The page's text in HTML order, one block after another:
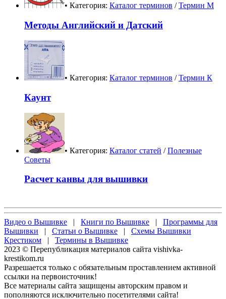
• Категория: Каталог терминов /Термин М
Методы Английский и Датский
• Категория: Каталог терминов /Термин К
Каунт
• Категория: Каталог статей /Полезные
Советы
Расчет канвы для вышивки
Видео о Вышивке | Книги по Вышивке | Программы для
Вышивки | Статьи о Вышивке | Схемы Вышивки
Крестиком | Термины в Вышивке
2023 © Перепубликация материалов сайта vishivka-
krestikom.ru
Разрешается только с обязательным проставлением активной
ссылки на первоисточник!
Все материалы сайта защищены авторским правом и
пополняются исключительно посетителями сайта!